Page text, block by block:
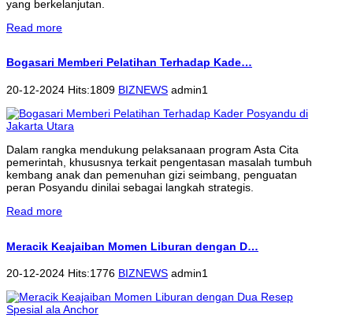
yang berkelanjutan.
Read more
Bogasari Memberi Pelatihan Terhadap Kade…
20-12-2024 Hits:1809 BIZNEWS admin1
Dalam rangka mendukung pelaksanaan program Asta Cita
pemerintah, khususnya terkait pengentasan masalah tumbuh
kembang anak dan pemenuhan gizi seimbang, penguatan
peran Posyandu dinilai sebagai langkah strategis.
Read more
Meracik Keajaiban Momen Liburan dengan D…
20-12-2024 Hits:1776 BIZNEWS admin1